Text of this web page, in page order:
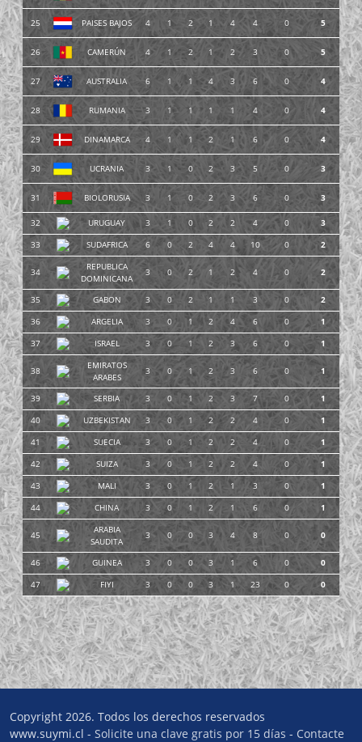
25 PAISES BAJOS 4 1 2 1 4 4 0 5
26 CAMERÚN 4 1 2 1 2 3 0 5
27 AUSTRALIA 6 1 1 4 3 6 0 4
28 RUMANIA 3 1 1 1 1 4 0 4
29 DINAMARCA 4 1 1 2 1 6 0 4
30 UCRANIA 3 1 0 2 3 5 0 3
31 BIOLORUSIA 3 1 0 2 3 6 0 3
32 URUGUAY 3 1 0 2 2 4 0
3
33
SUDAFRICA 6 0 2 4 4 10 0 2
34
REPUBLICA
DOMINICANA
3 0 2 1 2 4 0 2
35 GABON 3 0 2 1 1 3 0
2
36
ARGELIA 3 0 1 2 4 6 0
1
37
ISRAEL 3 0 1 2 3 6 0 1
38
EMIRATOS
ARABES
3 0 1 2 3 6 0 1
39 SERBIA 3 0 1 2 3 7 0
1
40
UZBEKISTAN 3 0 1 2 2 4 0
1
41
SUECIA 3 0 1 2 2 4 0
1
42
SUIZA 3 0 1 2 2 4 0
1
43
MALI 3 0 1 2 1 3 0
1
44
CHINA 3 0 1 2 1 6 0 1
45
ARABIA
SAUDITA
3 0 0 3 4 8 0 0
46 GUINEA 3 0 0 3 1 6 0
0
47
FIYI 3 0 0 3 1 23 0 0
Copyright 2026. Todos los derechos reservados
www.suymi.cl - Solicite una clave gratis por 15 días - Contacte